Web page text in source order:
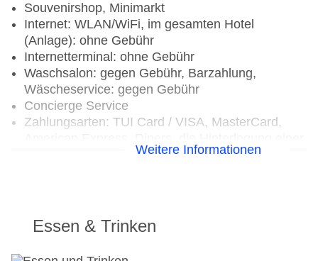
Souvenirshop, Minimarkt
Internet: WLAN/WiFi, im gesamten Hotel
(Anlage): ohne Gebühr
Internetterminal: ohne Gebühr
Waschsalon: gegen Gebühr, Barzahlung,
Wäscheservice: gegen Gebühr
Concierge Service
Zahlungsarten: TUI Card / VISA, MasterCard,
Kreditkarte beim Check In ist Pflicht
USD, Anfrage & Reservierung notwendig
Parkmöglichkeiten: Parkplatz (nach
Verfügbarkeit), unbewacht: ohne Gebühr, Anfrage
Weitere Informationen
Essen & Trinken